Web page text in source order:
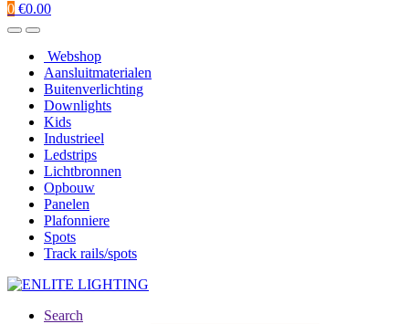
0 €0.00
Webshop
Aansluitmaterialen
Buitenverlichting
Downlights
Kids
Industrieel
Ledstrips
Lichtbronnen
Opbouw
Panelen
Plafonniere
Spots
Track rails/spots
Search